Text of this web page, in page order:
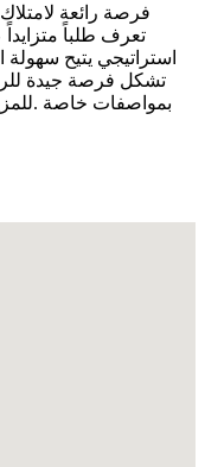
فرصة رائعة
تعرف طلباً متزايداً
استراتيجي يتيح
تشكل فرصة جيدة
بمواصفات خاصة